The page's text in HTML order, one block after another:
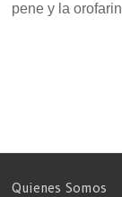
pene y la
Quienes Somos